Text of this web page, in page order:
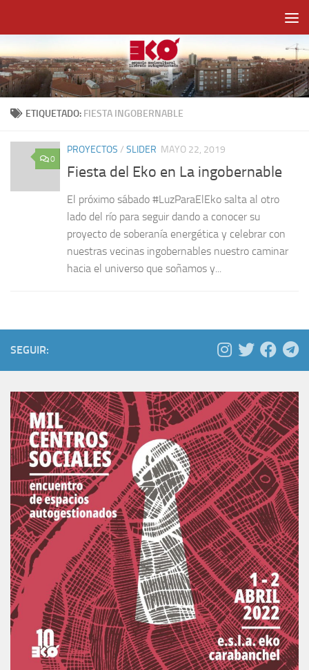
ETIQUETADO: FIESTA INGOBERNABLE
0
PROYECTOS / SLIDER MAYO 22, 2019
Fiesta del Eko en La ingobernable
El próximo sábado #LuzParaElEko salta al otro
lado del río para seguir dando a conocer su
proyecto de soberanía energética y celebrar con
nuestras vecinas ingobernables nuestro caminar
hacia el universo que soñamos y...
SEGUIR: